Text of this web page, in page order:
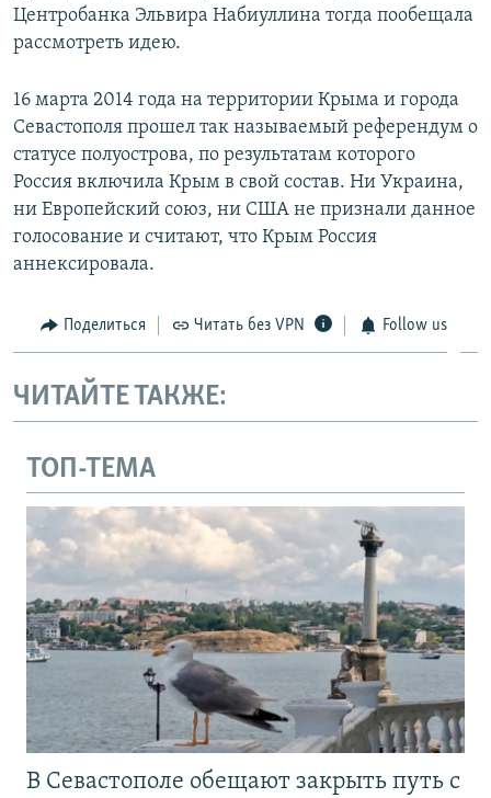
Центробанка Эльвира Набиуллина тогда пообещала
рассмотреть идею.
16 марта 2014 года на территории Крыма и города
Севастополя прошел так называемый референдум о
статусе полуострова, по результатам которого
Россия включила Крым в свой состав. Ни Украина,
ни Европейский союз, ни США не признали данное
голосование и считают, что Крым Россия
аннексировала.
Поделиться Читать без VPN Follow us
ЧИТАЙТЕ ТАКЖЕ:
ТОП-ТЕМА
В Севастополе обещают закрыть путь с